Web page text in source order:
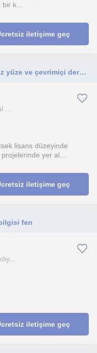
k...
iletişime geç
Fen bilimleri ve biyoloji alanında yüz yüze ve çevrimiçi dersler veren, yüksek lisans düzeyinde araştırmacı bir eğitmen.
...
lisans düzeyinde
yer al...
iletişime geç
fen
iletişime geç